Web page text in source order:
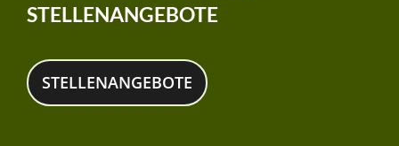
STELLENANGEBOTE
STELLENANGEBOTE